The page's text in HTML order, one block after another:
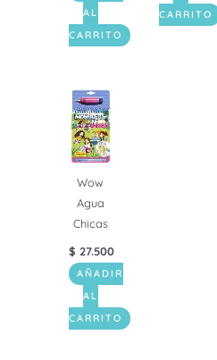
AL
CARRITO
CARRITO
Wow
Agua
Chicas
$ 27.500
AÑADIR
AL
CARRITO